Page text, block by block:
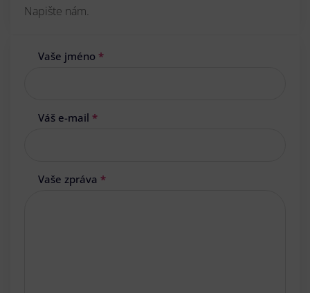
Napište nám.
Vaše jméno *
Váš e-mail *
Vaše zpráva *